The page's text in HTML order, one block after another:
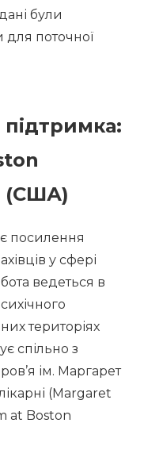
були
поточної
підтримка:
(США)
посилення
у сфері
ведеться в
територіях
спільно з
ім. Маргарет
(Margaret
at Boston